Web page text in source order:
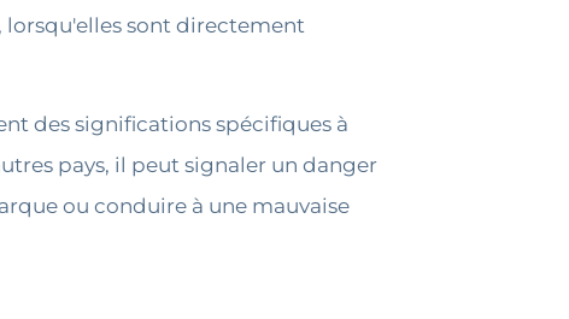
lorsqu'elles sont directement
des significations spécifiques à
pays, il peut signaler un danger
ou conduire à une mauvaise